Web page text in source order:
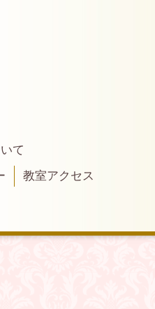
て
教室アクセス